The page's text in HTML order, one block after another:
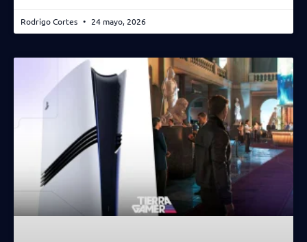
Rodrigo Cortes 24 mayo, 2026